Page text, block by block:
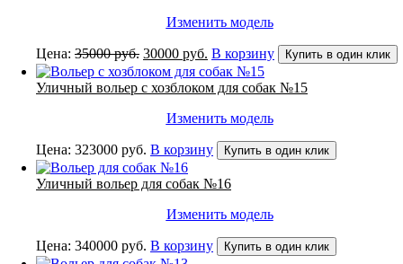
Изменить модель
Цена: 35000руб. Первоначальная
цена
составляла
30000 руб. Текущая
цена:
30000 руб..
В корзину Купить в один клик
Уличный вольер с хозблоком для собак №15
Изменить модель
Цена: 323000 руб. В корзину Купить в один клик
Уличный вольер для собак №16
Изменить модель
Цена: 340000 руб. В корзину Купить в один клик